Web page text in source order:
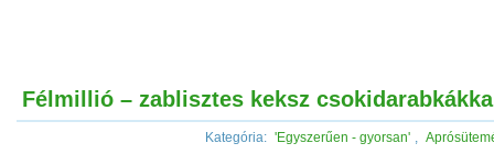
Félmillió – zablisztes keksz
Kategória: 'Egyszerűen - gyorsan' ,